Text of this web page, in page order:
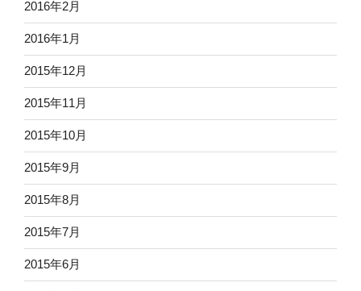
2016年2月
2016年1月
2015年12月
2015年11月
2015年10月
2015年9月
2015年8月
2015年7月
2015年6月